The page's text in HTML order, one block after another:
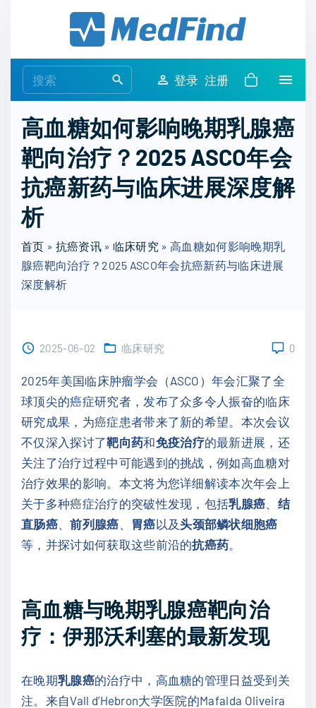
e
c
h
f
:
登录 注册
高血糖如何影响晚期乳腺癌
靶向治疗？2025 ASCO年会
抗癌新药与临床进展深度解
析
首页 » 抗癌资讯» 临床研究 »高血糖如何影响晚期乳
腺癌靶向治疗？2025 ASCO年会抗癌新药与临床进展
深度解析
2025-06-02 临床研究 0
2025年美国临床肿瘤学会（ASCO）年会汇聚了全
球顶尖的癌症研究者，发布了众多令人振奋的临床
研究成果，为癌症患者带来了新的希望。本次会议
不仅深入探讨了靶向药和免疫治疗的最新进展，还
关注了治疗过程中可能遇到的挑战，例如高血糖对
治疗效果的影响。本文将为您详细解读本次年会上
关于多种癌症治疗的突破性发现，包括乳腺癌、 结
直肠癌、前列腺癌、 胃癌以及头颈部鳞状细胞癌
等，并探讨如何获取这些前沿的抗癌药。
高血糖与晚期乳腺癌靶向治
疗：伊那沃利塞的最新发现
在晚期乳腺癌的治疗中，高血糖的管理日益受到关
注。来自Vall d’Hebron大学医院的Mafalda Oliveira